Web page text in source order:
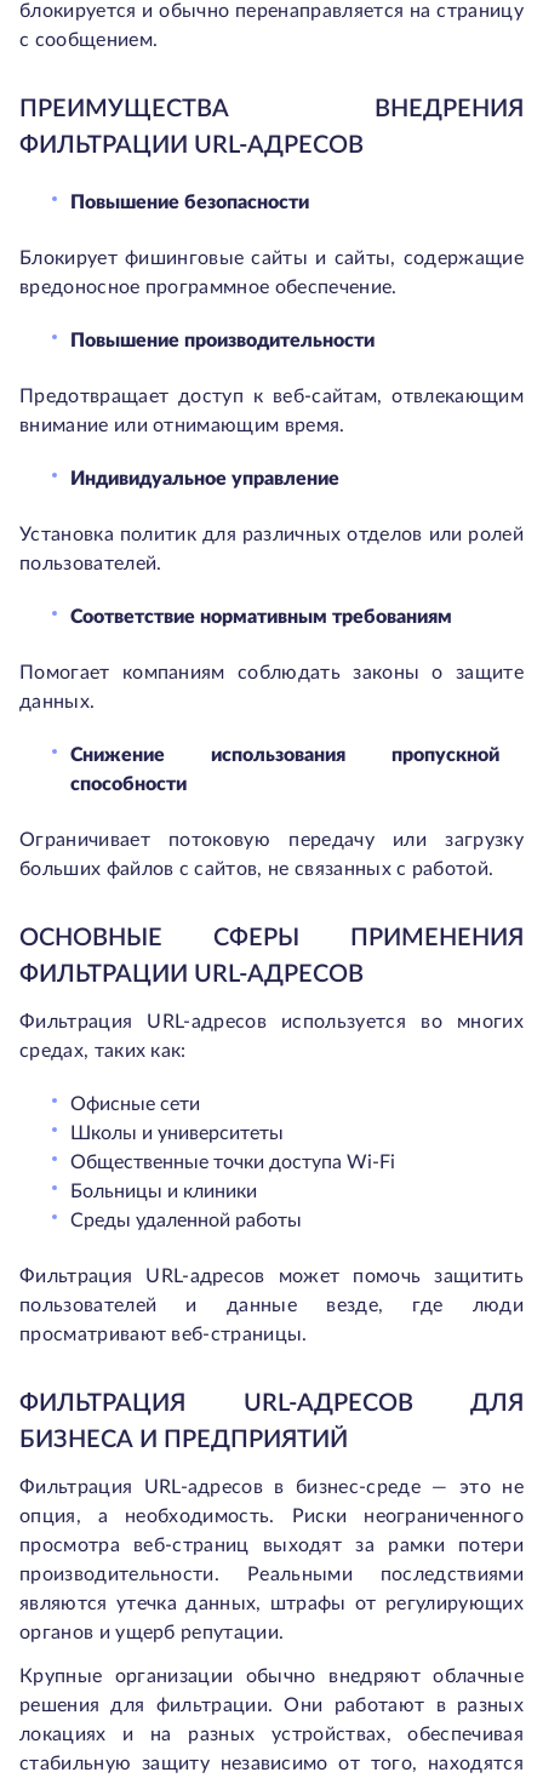
блокируется и обычно перенаправляется на страницу
с сообщением.
ПРЕИМУЩЕСТВА ВНЕДРЕНИЯ
ФИЛЬТРАЦИИ URL-АДРЕСОВ
Повышение безопасности
Блокирует фишинговые сайты и сайты, содержащие
вредоносное программное обеспечение.
Повышение производительности
Предотвращает доступ к веб-сайтам, отвлекающим
внимание или отнимающим время.
Индивидуальное управление
Установка политик для различных отделов или ролей
пользователей.
Соответствие нормативным требованиям
Помогает компаниям соблюдать законы о защите
данных.
Снижение использования пропускной
способности
Ограничивает потоковую передачу или загрузку
больших файлов с сайтов, не связанных с работой.
ОСНОВНЫЕ СФЕРЫ ПРИМЕНЕНИЯ
ФИЛЬТРАЦИИ URL-АДРЕСОВ
Фильтрация URL-адресов используется во многих
средах, таких как:
Офисные сети
Школы и университеты
Общественные точки доступа Wi-Fi
Больницы и клиники
Среды удаленной работы
Фильтрация URL-адресов может помочь защитить
пользователей и данные везде, где люди
просматривают веб-страницы.
ФИЛЬТРАЦИЯ URL-АДРЕСОВ ДЛЯ
БИЗНЕСА И ПРЕДПРИЯТИЙ
Фильтрация URL-адресов в бизнес-среде — это не
опция, а необходимость. Риски неограниченного
просмотра веб-страниц выходят за рамки потери
производительности. Реальными последствиями
являются утечка данных, штрафы от регулирующих
органов и ущерб репутации.
Крупные организации обычно внедряют облачные
решения для фильтрации. Они работают в разных
локациях и на разных устройствах, обеспечивая
стабильную защиту независимо от того, находятся